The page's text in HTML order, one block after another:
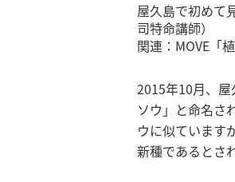
屋久島で初めて
司特命講師）
関連：MOVE「
2015年10月、
ソウ」と命名さ
ウに似ています
新種であるとさ